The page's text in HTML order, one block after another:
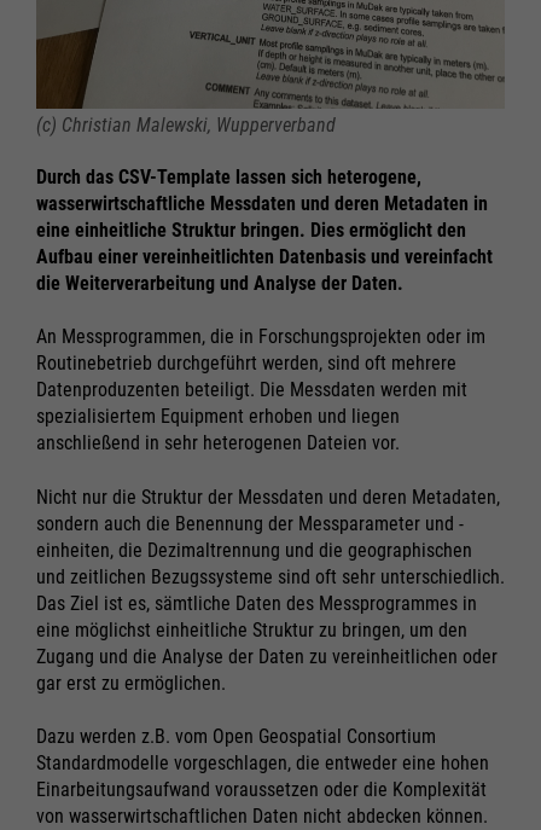
(c) Christian Malewski, Wupperverband
Durch das CSV-Template lassen sich heterogene,
wasserwirtschaftliche Messdaten und deren Metadaten in
eine einheitliche Struktur bringen. Dies ermöglicht den
Aufbau einer vereinheitlichten Datenbasis und vereinfacht
die Weiterverarbeitung und Analyse der Daten.
An Messprogrammen, die in Forschungsprojekten oder im
Routinebetrieb durchgeführt werden, sind oft mehrere
Datenproduzenten beteiligt. Die Messdaten werden mit
spezialisiertem Equipment erhoben und liegen
anschließend in sehr heterogenen Dateien vor.
Nicht nur die Struktur der Messdaten und deren Metadaten,
sondern auch die Benennung der Messparameter und -
einheiten, die Dezimaltrennung und die geographischen
und zeitlichen Bezugssysteme sind oft sehr unterschiedlich.
Das Ziel ist es, sämtliche Daten des Messprogrammes in
eine möglichst einheitliche Struktur zu bringen, um den
Zugang und die Analyse der Daten zu vereinheitlichen oder
gar erst zu ermöglichen.
Dazu werden z.B. vom Open Geospatial Consortium
Standardmodelle vorgeschlagen, die entweder eine hohen
Einarbeitungsaufwand voraussetzen oder die Komplexität
von wasserwirtschaftlichen Daten nicht abdecken können.
Notwendig
Cookie Informationen anzeigen
Marketing und Statistik
Alle akzeptieren
Notwendig
Cookie Informationen anzeigen
Marketing und Statistik
Alle akzeptieren